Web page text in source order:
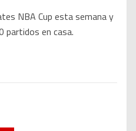
NBA Cup esta semana y
partidos en casa.